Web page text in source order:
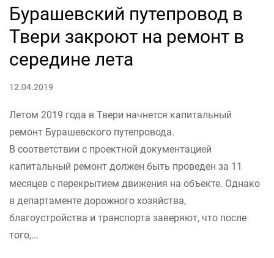
Бурашевский путепровод в
Твери закроют на ремонт в
середине лета
12.04.2019
Летом 2019 года в Твери начнется капитальный
ремонт Бурашевского путепровода.
В соответствии с проектной документацией
капитальный ремонт должен быть проведен за 11
месяцев с перекрытием движения на объекте. Однако
в департаменте дорожного хозяйства,
благоустройства и транспорта заверяют, что после
того,...